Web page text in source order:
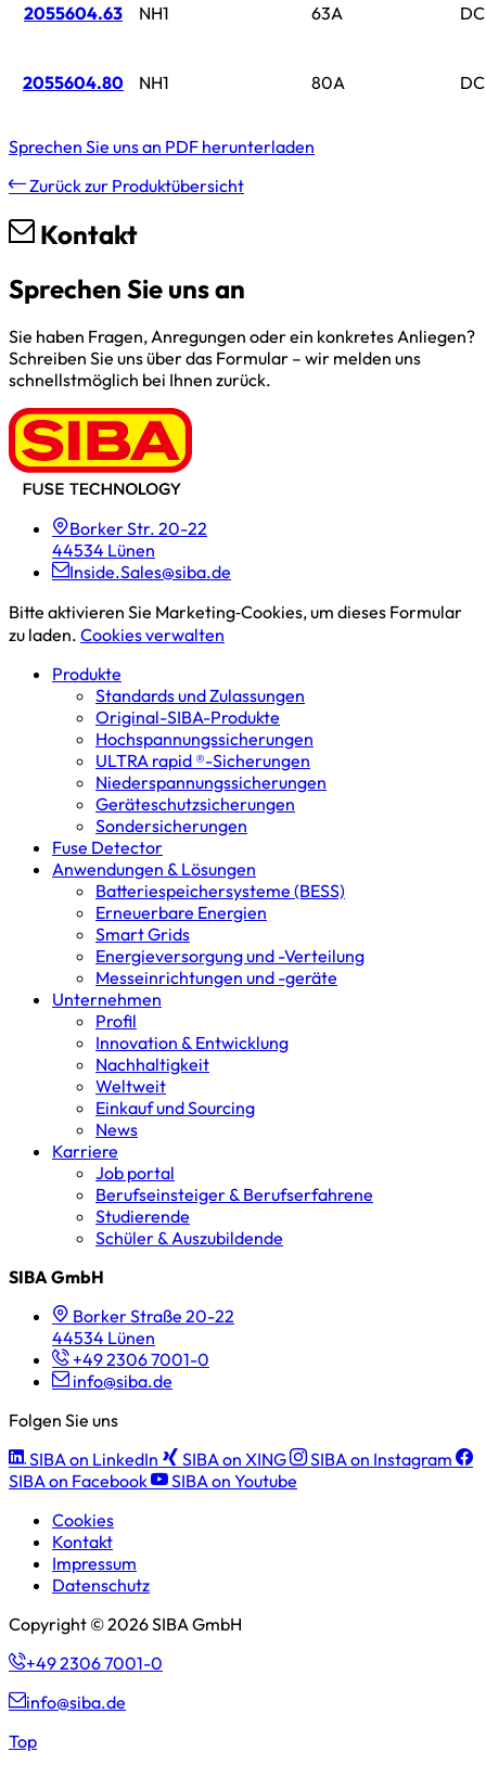
2055604.63 NH1 63A
2055604.80 NH1 80A
Sprechen Sie uns an PDF herunterladen
Zurück zur Produktübersicht
Kontakt
Sprechen Sie uns an
Sie haben Fragen, Anregungen oder ein konkretes Anliegen?
Schreiben Sie uns über das Formular – wir melden uns
schnellstmöglich bei Ihnen zurück.
Borker Str. 20-22
44534 Lünen
Inside.Sales@siba.de
Bitte aktivieren Sie Marketing‑Cookies, um dieses Formular
zu laden. Cookies verwalten
Produkte
Standards und Zulassungen
Original-SIBA-Produkte
Hochspannungs­sicherungen
ULTRA rapid ®-Sicherungen
Niederspannungs­sicherungen
Geräteschutz­sicherungen
Sondersicherungen
Fuse Detector
Anwendungen & Lösungen
Batterie­speicher­systeme (BESS)
Erneuerbare Energien
Smart Grids
Energieversorgung und -Verteilung
Messeinrichtungen und -geräte
Unternehmen
Profil
Innovation & Entwicklung
Nachhaltigkeit
Weltweit
Einkauf und Sourcing
News
Karriere
Job portal
Berufseinsteiger & Berufserfahrene
Studierende
Schüler & Auszubildende
SIBA GmbH
Borker Straße 20-22
44534 Lünen
+49 2306 7001-0
info@siba.de
Folgen Sie uns
SIBA on LinkedIn
SIBA on XING
SIBA on Instagram
SIBA on Facebook
SIBA on Youtube
Cookies
Kontakt
Impressum
Datenschutz
Copyright © 2026 SIBA GmbH
+49 2306 7001-0
info@siba.de
Top